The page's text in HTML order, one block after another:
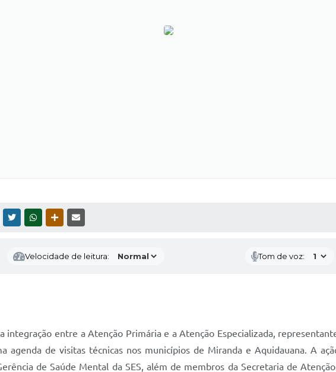
MESSENGER
TWITTERWHATSAPPOUTRAS MÍDIAS
Velocidade de leitura: Tom de voz:
integração entre a Atenção Primária e a Atenção Especializada,
agenda de visitas técnicas nos municípios de Miranda e Aquidauana. A
de Saúde Mental da SES, além de membros da Secretaria de